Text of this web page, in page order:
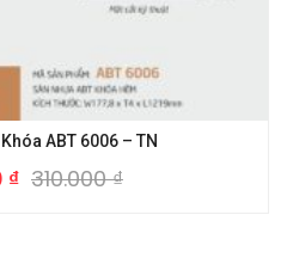
ABT 6006 – TN
310.000₫
₫